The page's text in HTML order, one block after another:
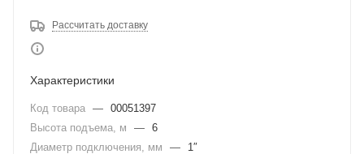
Рассчитать доставку
Характеристики
Код товара — 00051397
Высота подъема, м
— 6
Диаметр подключения, мм
—
1″